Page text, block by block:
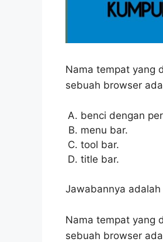
Nama tempat yang
sebuah browser
benci dengan
menu bar.
tool bar.
title bar.
Jawabannya
Nama tempat yang
sebuah browser